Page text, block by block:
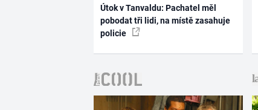
Útok v Tanvaldu: Pachatel měl
pobodat tři lidi, na místě zasahuje
policie